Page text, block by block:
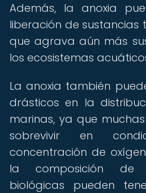
Además, la anoxia
liberación de sustancias
que agrava aún más
los ecosistemas
La anoxia también
drásticos en la
marinas, ya que
sobrevivir en
concentración de
la composición de
biológicas pueden